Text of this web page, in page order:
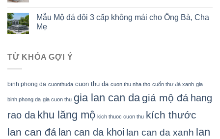
Mẫu Mộ đá đôi 3 cấp không mái cho Ông Bà, Cha
Mẹ
TỪ KHÓA GỢI Ý
binh phong da cuonthuda cuon thu da cuon thu nha tho cuốn thư đá xanh gia
binh phong da gia cuon thu gia lan can dagiá mộ đá hang
rao da khu lăng mộ kich thuoc cuon thu kích thước
lan can đá lan can da khoi lan can da xanh lan